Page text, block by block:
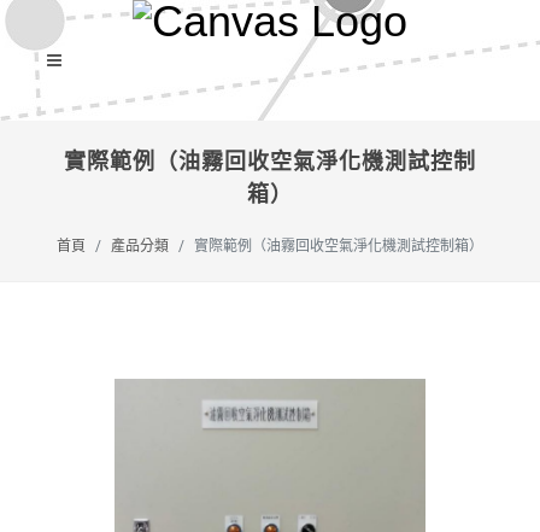
實際範例（油霧回收空氣淨化機測試控制
箱）
首頁 產品分類 實際範例（油霧回收空氣淨化機測試控制箱）